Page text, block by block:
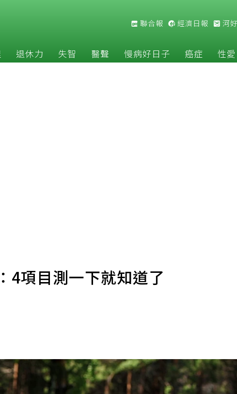
聯合報 經濟日報 河
退休力 失智 醫聲 慢病好日子 癌症 性愛
4項目測一下就知道了